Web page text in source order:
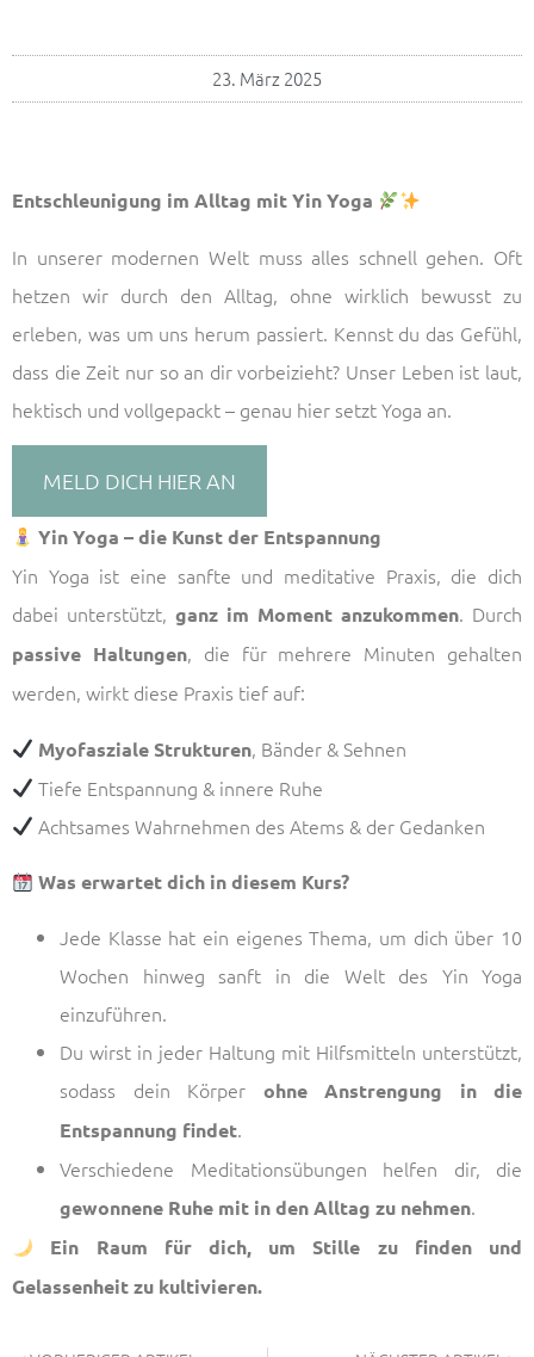
23. März 2025
Entschleunigung im Alltag mit Yin Yoga
In unserer modernen Welt muss alles schnell gehen. Oft
hetzen wir durch den Alltag, ohne wirklich bewusst zu
erleben, was um uns herum passiert. Kennst du das Gefühl,
dass die Zeit nur so an dir vorbeizieht? Unser Leben ist laut,
hektisch und vollgepackt – genau hier setzt Yoga an.
MELD DICH HIER AN
Yin Yoga – die Kunst der Entspannung
Yin Yoga ist eine sanfte und meditative Praxis, die dich
dabei unterstützt, ganz im Moment anzukommen. Durch
passive Haltungen, die für mehrere Minuten gehalten
werden, wirkt diese Praxis tief auf:
Myofasziale Strukturen, Bänder & Sehnen
Tiefe Entspannung & innere Ruhe
Achtsames Wahrnehmen des Atems & der Gedanken
Was erwartet dich in diesem Kurs?
Jede Klasse hat ein eigenes Thema, um dich über 10
Wochen hinweg sanft in die Welt des Yin Yoga
einzuführen.
Du wirst in jeder Haltung mit Hilfsmitteln unterstützt,
sodass dein Körper ohne Anstrengung in die
Entspannung findet.
Verschiedene Meditationsübungen helfen dir, die
gewonnene Ruhe mit in den Alltag zu nehmen.
Ein Raum für dich, um Stille zu finden und
Gelassenheit zu kultivieren.